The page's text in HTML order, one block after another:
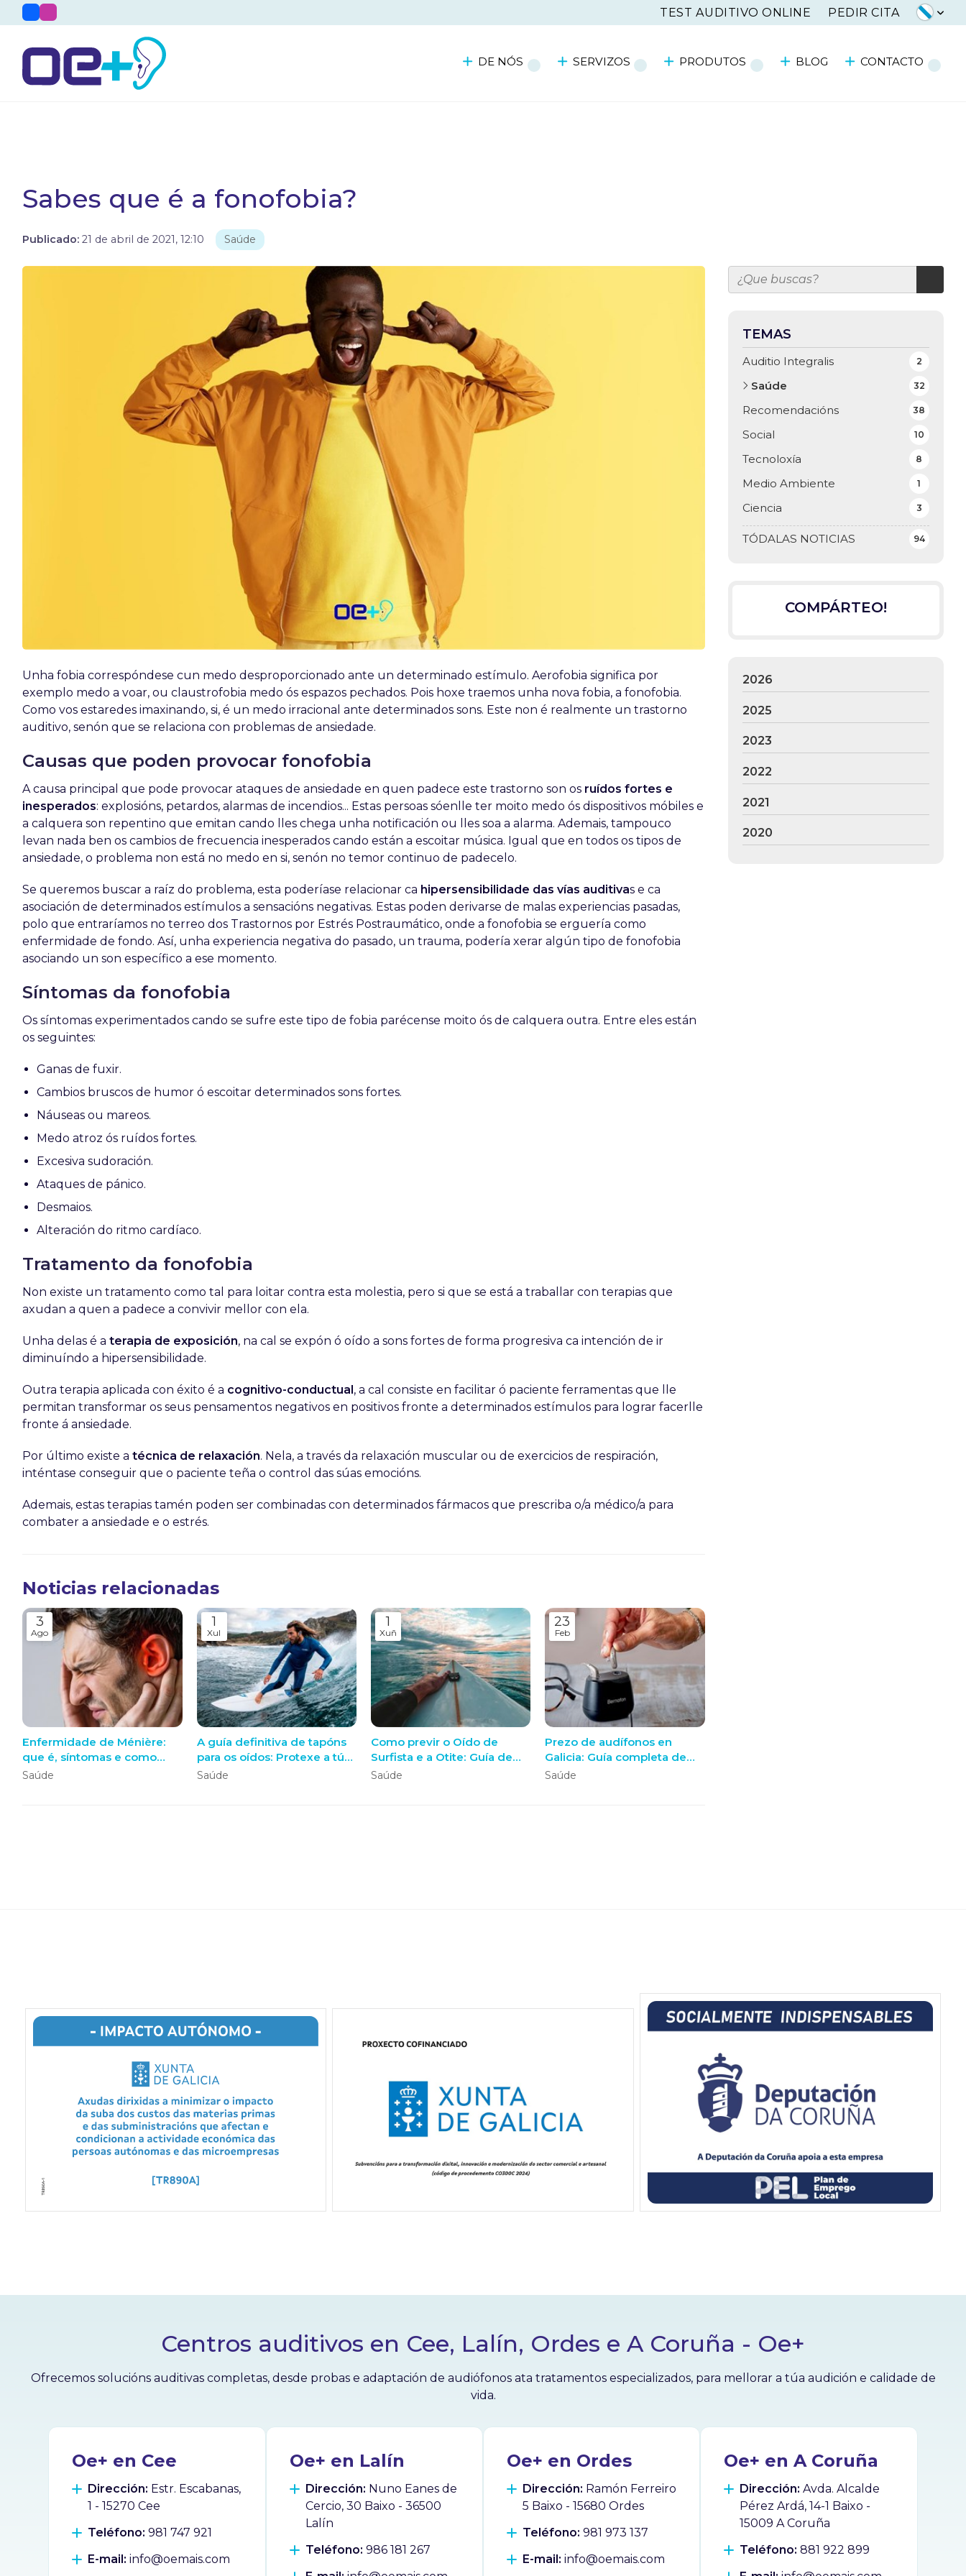
TEST AUDITIVO ONLINE PEDIR CITA
DE NÓS SERVIZOS PRODUTOS BLOG CONTACTO
Sabes que é a fonofobia?
Publicado: 21 de abril de 2021, 12:10 Saúde
TEMAS
TÓDALAS NOTICIAS 94
Auditio Integralis 2
Saúde 32
Recomendacións 38
Social 10
Tecnoloxía 8
Medio Ambiente 1
Ciencia 3
Unha fobia correspóndese cun medo desproporcionado ante un determinado estímulo. Aerofobia significa por
exemplo medo a voar, ou claustrofobia medo ós espazos pechados. Pois hoxe traemos unha nova fobia, a fonofobia.
Como vos estaredes imaxinando, si, é un medo irracional ante determinados sons. Este non é realmente un trastorno
auditivo, senón que se relaciona con problemas de ansiedade.
Causas que poden provocar fonofobia
A causa principal que pode provocar ataques de ansiedade en quen padece este trastorno son os ruídos fortes e
inesperados: explosións, petardos, alarmas de incendios... Estas persoas sóenlle ter moito medo ós dispositivos móbiles e
a calquera son repentino que emitan cando lles chega unha notificación ou lles soa a alarma. Ademais, tampouco
levan nada ben os cambios de frecuencia inesperados cando están a escoitar música. Igual que en todos os tipos de
ansiedade, o problema non está no medo en si, senón no temor continuo de padecelo.
Se queremos buscar a raíz do problema, esta poderíase relacionar ca hipersensibilidade das vías auditivas e ca
asociación de determinados estímulos a sensacións negativas. Estas poden derivarse de malas experiencias pasadas,
polo que entraríamos no terreo dos Trastornos por Estrés Postraumático, onde a fonofobia se erguería como
enfermidade de fondo. Así, unha experiencia negativa do pasado, un trauma, podería xerar algún tipo de fonofobia
asociando un son específico a ese momento.
Síntomas da fonofobia
Os síntomas experimentados cando se sufre este tipo de fobia parécense moito ós de calquera outra. Entre eles están
os seguintes:
Ganas de fuxir.
Cambios bruscos de humor ó escoitar determinados sons fortes.
Náuseas ou mareos.
Medo atroz ós ruídos fortes.
Excesiva sudoración.
Ataques de pánico.
Desmaios.
Alteración do ritmo cardíaco.
Tratamento da fonofobia
Non existe un tratamento como tal para loitar contra esta molestia, pero si que se está a traballar con terapias que
axudan a quen a padece a convivir mellor con ela.
Unha delas é aterapia de exposición, na cal se expón ó oído a sons fortes de forma progresiva ca intención de ir
diminuíndo a hipersensibilidade.
Outra terapia aplicada con éxito é a cognitivo-conductual, a cal consiste en facilitar ó paciente ferramentas que lle
permitan transformar os seus pensamentos negativos en positivos fronte a determinados estímulos para lograr facerlle
fronte á ansiedade.
Por último existe atécnica de relaxación. Nela, a través da relaxación muscular ou de exercicios de respiración,
inténtase conseguir que o paciente teña o control das súas emocións.
Ademais, estas terapias tamén poden ser combinadas con determinados fármacos que prescriba o/a médico/a para
combater a ansiedade e o estrés.
Noticias relacionadas
3
Ago
Enfermidade de Ménière:
que é, síntomas e como
actuar ante unha crise
Saúde
1
Xul
A guía definitiva de tapóns
para os oídos: Protexe a túa
audición con tapóns a
Saúde
1
Xuñ
Como previr o Oído de
Surfista e a Otite: Guía de
Protección para Surf e
Saúde
23
Feb
Prezo de audífonos en
Galicia: Guía completa de
custos e servizos en OE+
Saúde
COMPÁRTEO!
2026
2025
2023
2022
2021
2020
Centros auditivos en Cee, Lalín, Ordes e A Coruña - Oe+
Ofrecemos solucións auditivas completas, desde probas e adaptación de audiófonos ata tratamentos especializados, para mellorar a túa audición e calidade de
vida.
Oe+ en Cee
Dirección: Estr. Escabanas,
1 - 15270 Cee
Teléfono: 981 747 921
E-mail: info@oemais.com
Oe+ en Lalín
Dirección: Nuno Eanes de
Cercio, 30 Baixo - 36500
Lalín
Teléfono: 986 181 267
Oe+ en Ordes
Dirección: Ramón Ferreiro
5 Baixo - 15680 Ordes
Teléfono: 981 973 137
E-mail: info@oemais.com
Oe+ en A Coruña
Dirección: Avda. Alcalde
Pérez Ardá, 14-1 Baixo -
15009 A Coruña
Teléfono: 881 922 899